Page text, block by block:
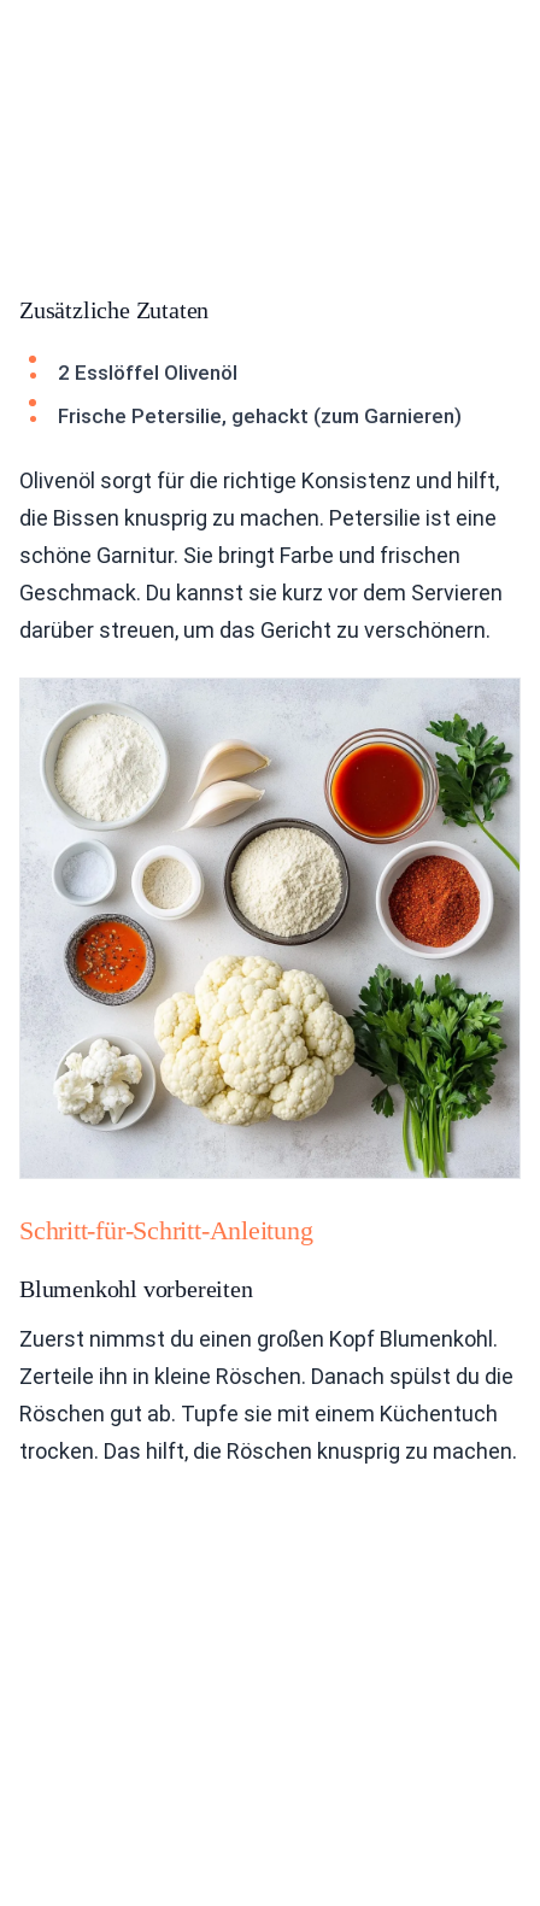
Zusätzliche Zutaten
2 Esslöffel Olivenöl
Frische Petersilie, gehackt (zum Garnieren)
Olivenöl sorgt für die richtige Konsistenz und hilft,
die Bissen knusprig zu machen. Petersilie ist eine
schöne Garnitur. Sie bringt Farbe und frischen
Geschmack. Du kannst sie kurz vor dem Servieren
darüber streuen, um das Gericht zu verschönern.
Schritt-für-Schritt-Anleitung
Blumenkohl vorbereiten
Zuerst nimmst du einen großen Kopf Blumenkohl.
Zerteile ihn in kleine Röschen. Danach spülst du die
Röschen gut ab. Tupfe sie mit einem Küchentuch
trocken. Das hilft, die Röschen knusprig zu machen.